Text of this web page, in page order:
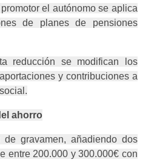
el autónomo se aplica
de planes de pensiones
reducción se modifican los
y contribuciones a
ahorro
gravamen, añadiendo dos
entre 200.000 y 300.000€ con